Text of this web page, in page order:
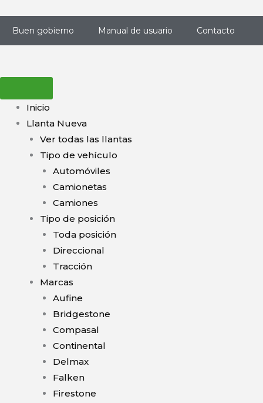
contenido
Buen gobierno Manual de usuario Contacto
Inicio
Llanta Nueva
Ver todas las llantas
Tipo de vehículo
Automóviles
Camionetas
Camiones
Tipo de posición
Toda posición
Direccional
Tracción
Marcas
Aufine
Bridgestone
Compasal
Continental
Delmax
Falken
Firestone